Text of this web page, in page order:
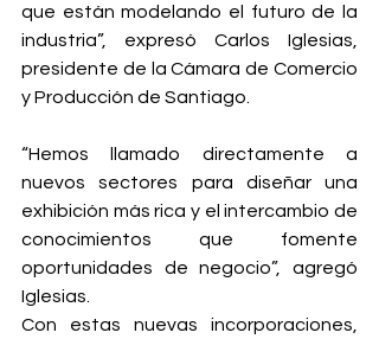
que están modelando el futuro de la
industria”, expresó Carlos Iglesias,
presidente de la Cámara de Comercio
y Producción de Santiago
“Hemos llamado directamente a
nuevos sectores para diseñar una
exhibición más rica y el intercambio de
conocimientos que fomente
oportunidades de negocio”, agregó
Iglesias.
Con estas nuevas incorporaciones,